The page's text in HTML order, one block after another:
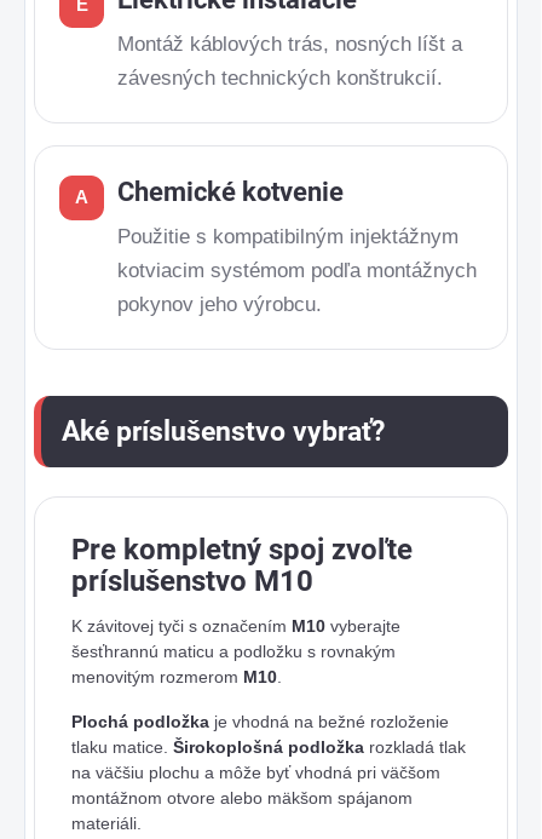
E
Montáž káblových trás, nosných líšt a
závesných technických konštrukcií.
A Chemické kotvenie
Použitie s kompatibilným injektážnym
kotviacim systémom podľa montážnych
pokynov jeho výrobcu.
Aké príslušenstvo vybrať?
Pre kompletný spoj zvoľte
príslušenstvo M10
K závitovej tyči s označením M10 vyberajte
šesťhrannú maticu a podložku s rovnakým
menovitým rozmerom M10
Plochá podložka je vhodná na bežné rozloženie
tlaku matice. Širokoplošná podložka rozkladá tlak
na väčšiu plochu a môže byť vhodná pri väčšom
montážnom otvore alebo mäkšom spájanom
materiáli.